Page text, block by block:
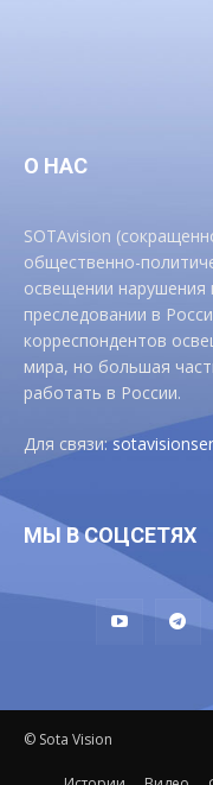
О НАС
SOTAvision
общественно-
освещении нарушения
преследовании в
корреспондентов
мира, но большая
работать в России.
Для связи:
МЫ В СОЦСЕТЯХ
© Sota Vision